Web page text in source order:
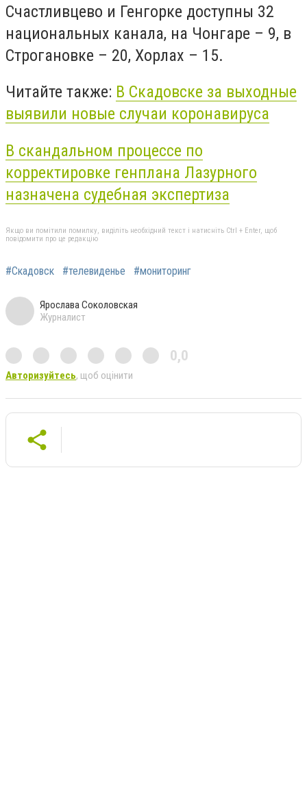
Счастливцево и Генгорке доступны 32
национальных канала, на Чонгаре – 9, в
Строгановке – 20, Хорлах – 15.
Читайте также: В Скадовске за выходные
выявили новые случаи коронавируса
В скандальном процессе по
корректировке генплана Лазурного
назначена судебная экспертиза
Якщо ви помітили помилку, виділіть необхідний текст і натисніть Ctrl + Enter, щоб
повідомити про це редакцію
#Скадовск #телевиденье #мониторинг
Ярослава Соколовская
Журналист
0,0
Авторизуйтесь, щоб оцінити